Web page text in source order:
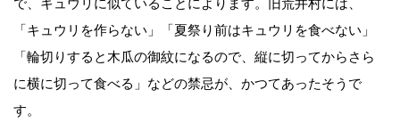
で、キュウリに似ていることによります。旧荒井村には、
「キュウリを作らない」「夏祭り前はキュウリを食べない」
「輪切りすると木瓜の御紋になるので、縦に切ってからさら
に横に切って食べる」などの禁忌が、かつてあったそうで
す。